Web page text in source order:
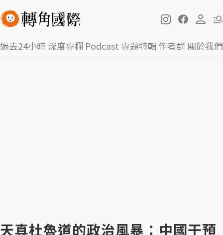
過去24小時深度專欄 Podcast 專題特輯作者群關於我們
天真杜魯道的政治風暴：中國干預